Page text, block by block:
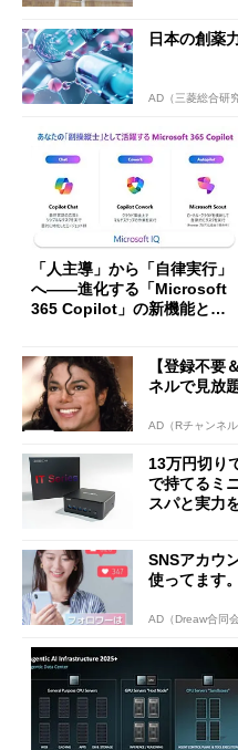
日本の創薬
AD（三菱総合研
「人主導」から「自律実行」
へ――進化する「Microsoft
365 Copilot」の新機能とエ
【登録不要
ネルで見放
AD（Rチャンネル
13万円切り
で持てるミ
スパと実力
SNSアカウ
使ってます。
AD（Dreaw合同会